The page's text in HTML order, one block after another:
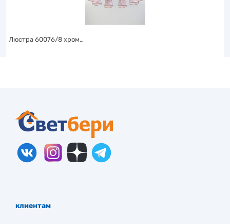
Люстра 60076/8 хром…
клиентам